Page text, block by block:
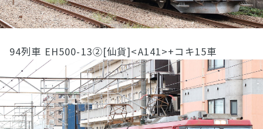
94列車 EH500-13②[仙貨]<A141>+コキ15車